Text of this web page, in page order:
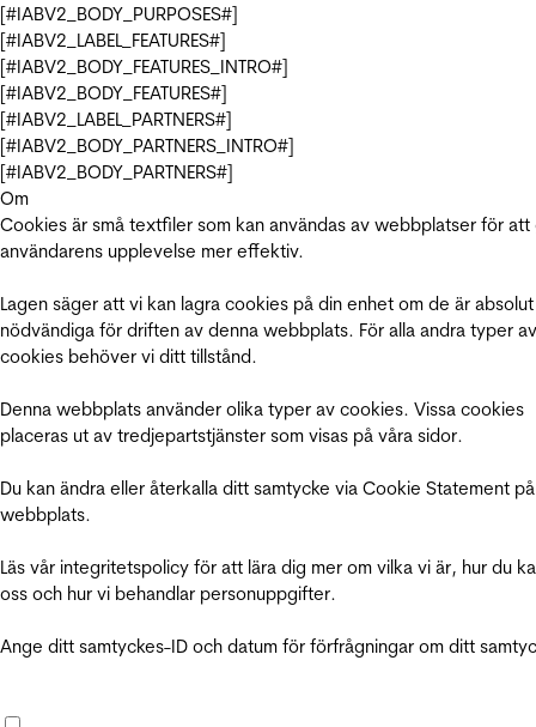
[#IABV2_BODY_PURPOSES#]
[#IABV2_LABEL_FEATURES#]
[#IABV2_BODY_FEATURES_INTRO#]
[#IABV2_BODY_FEATURES#]
[#IABV2_LABEL_PARTNERS#]
[#IABV2_BODY_PARTNERS_INTRO#]
[#IABV2_BODY_PARTNERS#]
Om
Cookies är små textfiler som kan användas av webbplatser för att
användarens upplevelse mer effektiv.
Lagen säger att vi kan lagra cookies på din enhet om de är absolut
nödvändiga för driften av denna webbplats. För alla andra typer av
cookies behöver vi ditt tillstånd.
Denna webbplats använder olika typer av cookies. Vissa cookies
placeras ut av tredjepartstjänster som visas på våra sidor.
Du kan ändra eller återkalla ditt samtycke via Cookie Statement
webbplats.
Läs vår integritetspolicy för att lära dig mer om vilka vi är, hur du
oss och hur vi behandlar personuppgifter.
Ange ditt samtyckes-ID och datum för förfrågningar om ditt